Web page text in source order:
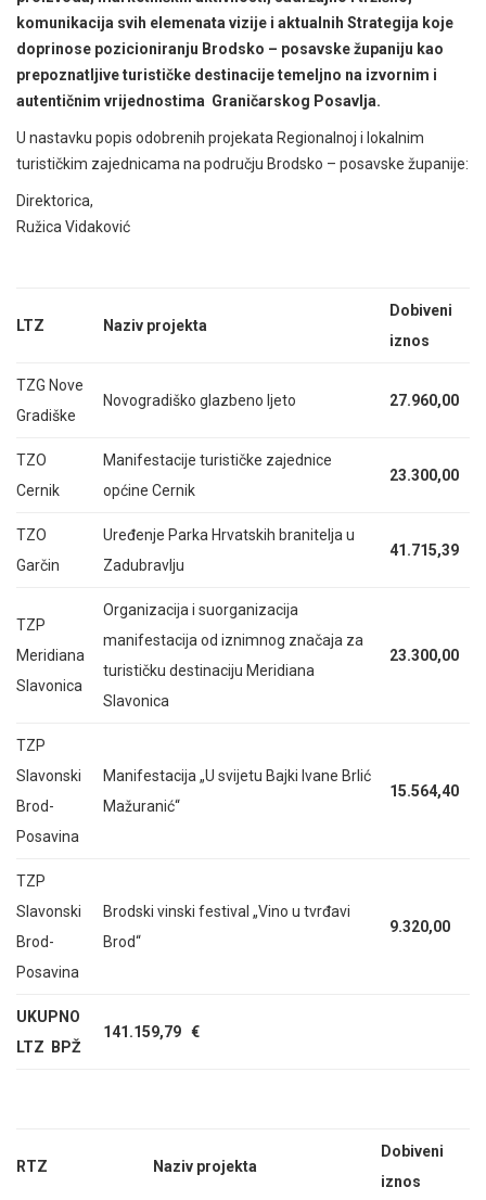
komunikacija svih elemenata vizije i aktualnih Strategija koje
doprinose pozicioniranju Brodsko – posavske županiju kao
prepoznatljive turističke destinacije temeljno na izvornim i
autentičnim vrijednostima Graničarskog Posavlja.
U nastavku popis odobrenih projekata Regionalnoj i lokalnim
turističkim zajednicama na području Brodsko – posavske županije:
Direktorica,
Ružica Vidaković
LTZ Naziv projekta
Dobiveni
iznos
TZG Nove
Gradiške
Novogradiško glazbeno ljeto 27.960,00
TZO
Cernik
Manifestacije turističke zajednice
općine Cernik
23.300,00
TZO
Garčin
Uređenje Parka Hrvatskih branitelja u
Zadubravlju
41.715,39
TZP
Meridiana
Slavonica
Organizacija i suorganizacija
manifestacija od iznimnog značaja za
turističku destinaciju Meridiana
Slavonica
23.300,00
TZP
Slavonski
Brod-
Posavina
Manifestacija „U svijetu Bajki Ivane Brlić
Mažuranić“
15.564,40
TZP
Slavonski
Brod-
Posavina
Brodski vinski festival „Vino u tvrđavi
Brod“
9.320,00
UKUPNO
LTZ BPŽ
141.159,79 €
RTZ Naziv projekta
Dobiveni
iznos